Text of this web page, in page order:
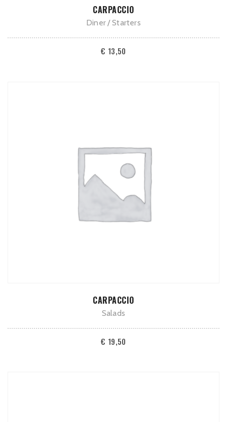
TOEVOEGEN AAN WINKELWAGEN
CARPACCIO
Diner Starters
€ 13,50
TOEVOEGEN AAN WINKELWAGEN
CARPACCIO
Salads
€ 19,50